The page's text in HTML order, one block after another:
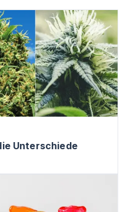
Unterschiede